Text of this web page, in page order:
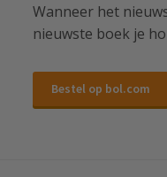
Wanneer het
nieuwste boek je
Bestel op bol.com